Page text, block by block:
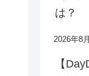
は？
2026年8
【